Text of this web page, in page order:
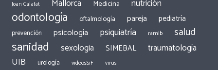
Joan Calafat Mallorca Medicina nutrición
odontología oftalmología pareja pediatría
prevención psicología psiquiatría ramib salud
sanidad sexologia SIMEBAL traumatología
UIB urología videosSiF virus